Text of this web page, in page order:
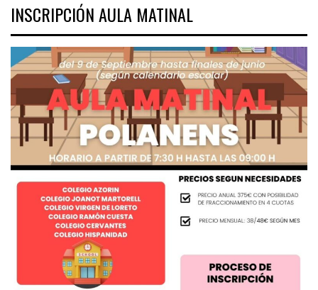
INSCRIPCIÓN AULA MATINAL